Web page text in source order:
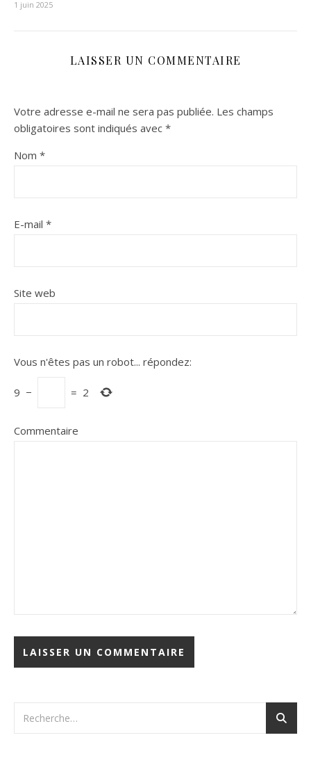
1 juin 2025
LAISSER UN COMMENTAIRE
Votre adresse e-mail ne sera pas publiée. Les champs
obligatoires sont indiqués avec *
Nom *
E-mail *
Site web
Vous n'êtes pas un robot... répondez:
9 − = 2
Commentaire